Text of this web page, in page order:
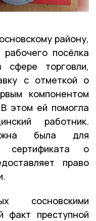
району,
посёлка
торговли,
с отметкой о
компонентом
этом ей помогла
работник.
была для
сертификата о
право
сосновскими
факт преступной